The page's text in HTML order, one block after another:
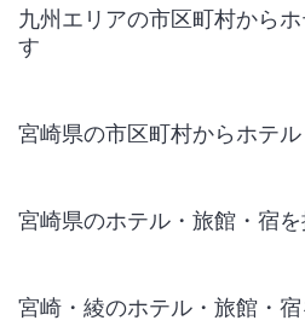
九州エリアの市区町村から
す
宮崎県の市区町村からホテ
宮崎県のホテル・旅館・宿
宮崎・綾のホテル・旅館・